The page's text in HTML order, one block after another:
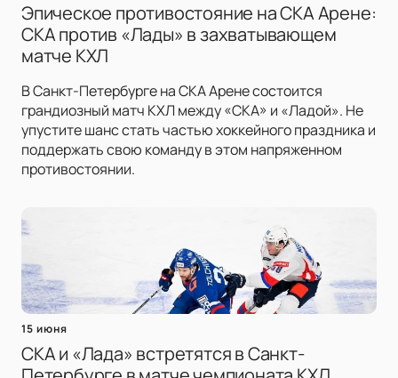
Эпическое противостояние на СКА Арене:
СКА против «Лады» в захватывающем
матче КХЛ
В Санкт-Петербурге на СКА Арене состоится
грандиозный матч КХЛ между «СКА» и «Ладой». Не
упустите шанс стать частью хоккейного праздника и
поддержать свою команду в этом напряженном
противостоянии.
15 июня
СКА и «Лада» встретятся в Санкт-